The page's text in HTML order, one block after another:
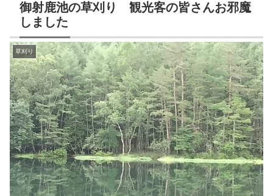
御射鹿池の草刈り 観光客の皆さんお邪魔
しました
草刈り